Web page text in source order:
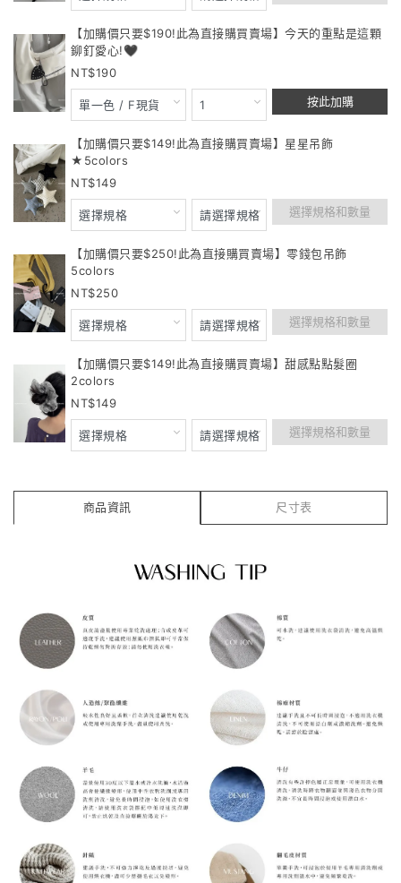
【加購價只要$190!此為直接購買賣場】今天的重點是這顆
鉚釘愛心!🖤
190
按此加購
【加購價只要$149!此為直接購買賣場】星星吊飾
★5colors
149
選擇規格和數量
【加購價只要$250!此為直接購買賣場】零錢包吊飾
5colors
250
選擇規格和數量
【加購價只要$149!此為直接購買賣場】甜感點點髮圈
2colors
149
選擇規格和數量
商品資訊 尺寸表